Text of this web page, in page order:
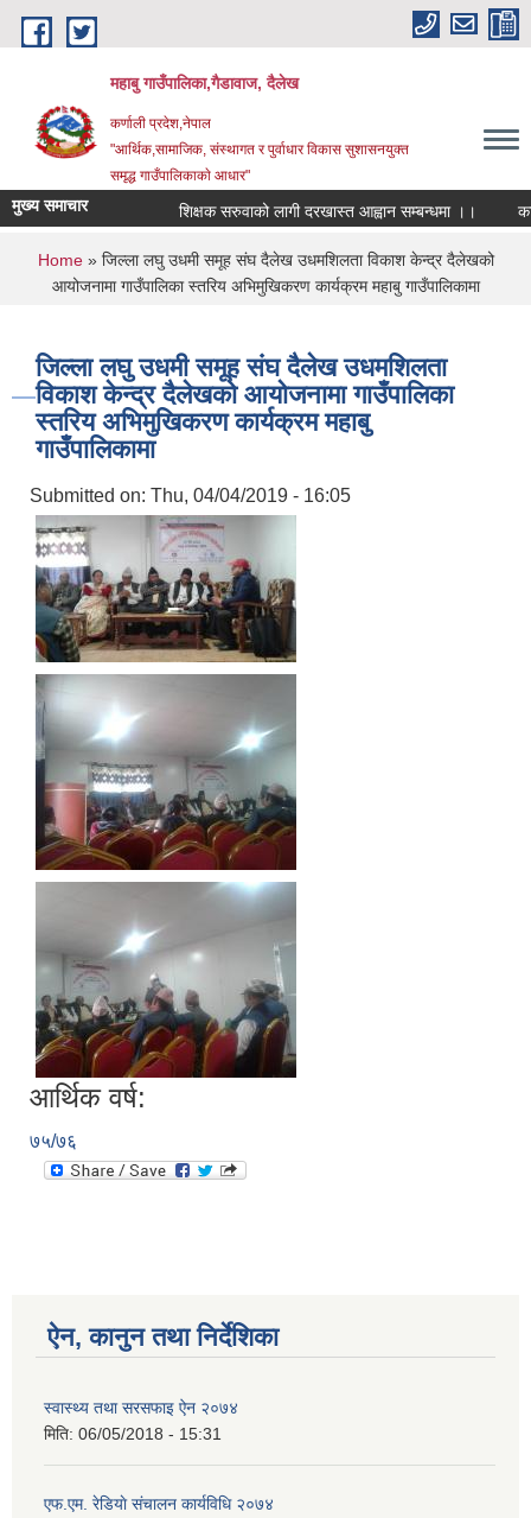
Skip to main content
महाबु गाउँपालिका,गैडावाज, दैलेख
कर्णाली प्रदेश,नेपाल
"आर्थिक,सामाजिक, संस्थागत र पुर्वाधार विकास सुशासनयुक्त
समृद्ध गाउँपालिकाकाे आधार"
मुख्य समाचार शिक्षक सरुवाको लागी दरखास्त आह्वान सम्बन्धमा ।।
You are here
Home» जिल्ला लघु उधमी समूह संघ दैलेख उधमशिलता विकाश केन्द्र दैलेखको
आयोजनामा गाउँपालिका स्तरिय अभिमुखिकरण कार्यक्रम महाबु गाउँपालिकामा
जिल्ला लघु उधमी समूह संघ दैलेख उधमशिलता
विकाश केन्द्र दैलेखको आयोजनामा गाउँपालिका
स्तरिय अभिमुखिकरण कार्यक्रम महाबु
गाउँपालिकामा
Submitted on: Thu, 04/04/2019 - 16:05
आर्थिक वर्ष:
७५/७६
ऐन, कानुन तथा निर्देशिका
स्वास्थ्य तथा सरसफाइ ऐन २०७४
मिति: 06/05/2018 - 15:31
एफ.एम. रेडियाे संचालन कार्यविधि २०७४